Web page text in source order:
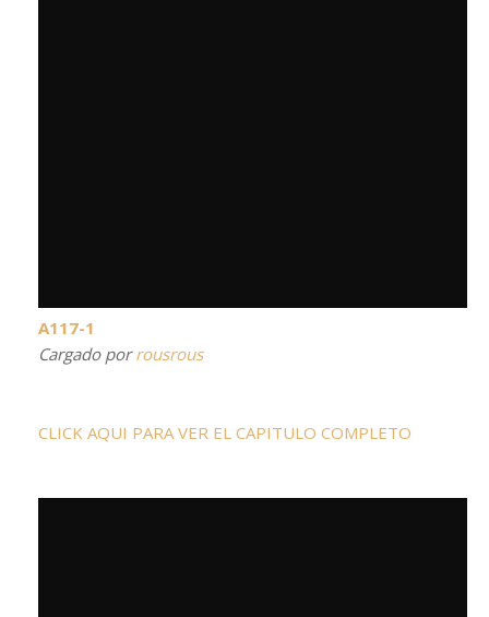
A117-1
Cargado porrousrous
CLICK AQUI PARA VER EL CAPITULO COMPLETO